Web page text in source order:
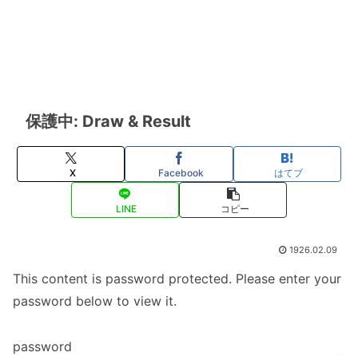
保護中: Draw & Result
X Facebook はてブ
LINE コピー
1926.02.09
This content is password protected. Please enter your
password below to view it.
password